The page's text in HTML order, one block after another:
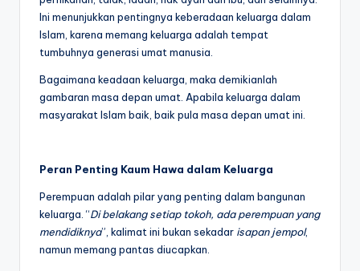
Ini menunjukkan pentingnya keberadaan keluarga dalam
Islam, karena memang keluarga adalah tempat
tumbuhnya generasi umat manusia.
Bagaimana keadaan keluarga, maka demikianlah
gambaran masa depan umat. Apabila keluarga dalam
masyarakat Islam baik, baik pula masa depan umat ini.
Peran Penting Kaum Hawa dalam Keluarga
Perempuan adalah pilar yang penting dalam bangunan
keluarga. “Di belakang setiap tokoh, ada perempuan yang
mendidiknya”, kalimat ini bukan sekadar isapan jempol,
namun memang pantas diucapkan.